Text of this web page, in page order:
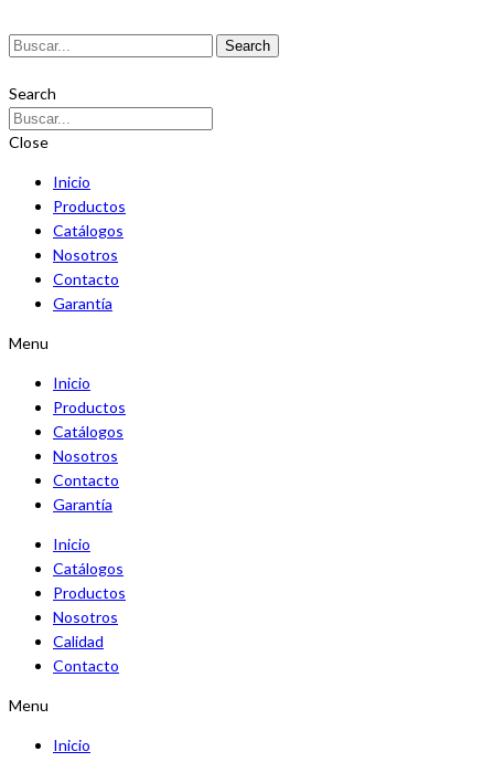
Search
Search
Close
Inicio
Productos
Catálogos
Nosotros
Contacto
Garantía
Menu
Inicio
Productos
Catálogos
Nosotros
Contacto
Garantía
Inicio
Catálogos
Productos
Nosotros
Calidad
Contacto
Menu
Inicio